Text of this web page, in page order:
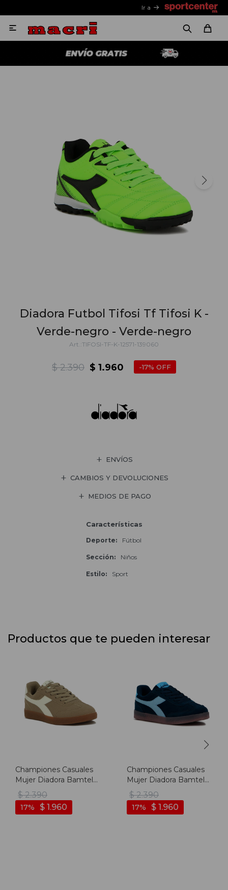
Ir a

Diadora Futbol Tifosi Tf Tifosi K -
Verde-negro - Verde-negro
TIFOSI-TF-K-12571-139060
$ 1.960
$ 2.390 17
ENVÍOS
CAMBIOS Y DEVOLUCIONES
MEDIOS DE PAGO
Características
Deporte Fútbol
Sección Niños
Estilo Sport
Productos que te pueden interesar
Championes Casuales
Mujer Diadora Bamtelo
- Marron-beige
$ 2.390
$ 1.960
17
Championes Casuales
Mujer Diadora Bamtelo
- Marino-azul Claro
$ 2.390
$ 1.960
17